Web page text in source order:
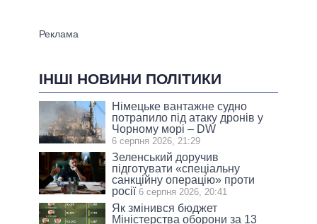
ІНШІ НОВИНИ ПОЛІТИКИ
Німецьке вантажне судно
потрапило під атаку дронів у
Чорному морі – DW
6 серпня 2026, 21:29
Зеленський доручив
підготувати «спеціальну
санкційну операцію» проти
росії 6 серпня 2026, 20:41
Як змінився бюджет
Міністерства оборони за 13